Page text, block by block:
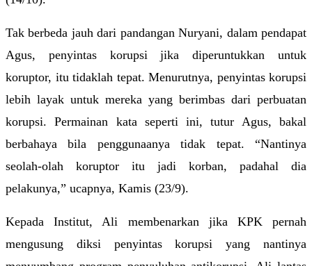
Tak berbeda jauh dari pandangan Nuryani, dalam pendapat
Agus, penyintas korupsi jika diperuntukkan untuk
koruptor, itu tidaklah tepat. Menurutnya, penyintas korupsi
lebih layak untuk mereka yang berimbas dari perbuatan
korupsi. Permainan kata seperti ini, tutur Agus, bakal
berbahaya bila penggunaanya tidak tepat. “Nantinya
seolah-olah koruptor itu jadi korban, padahal dia
pelakunya,” ucapnya, Kamis (23/9).
Kepada Institut, Ali membenarkan jika KPK pernah
mengusung diksi penyintas korupsi yang nantinya